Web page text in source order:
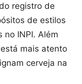
registro de
de estilos
no INPI. Além
mais atento
cerveja na